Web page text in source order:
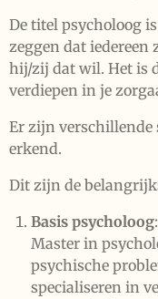
De titel psycholoog
zeggen dat iedereen
hij/zij dat wil. Het is
verdiepen in je
Er zijn verschillende
erkend.
Dit zijn de
Basis psycholoog
Master in
psychische
specialiseren in